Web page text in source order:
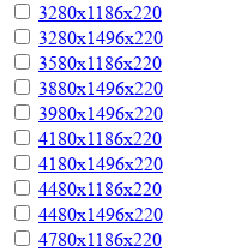
3280х1186х220
3280х1496х220
3580х1186х220
3880х1496х220
3980х1496х220
4180х1186х220
4180х1496х220
4480х1186х220
4480х1496х220
4780х1186х220